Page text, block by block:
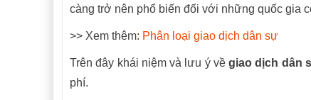
càng trở nên phổ biến đối với những quốc gia
>> Xem thêm: Phân loại giao dịch dân sự
Trên đây khái niệm và lưu ý vềgiao dịch dân
phí.